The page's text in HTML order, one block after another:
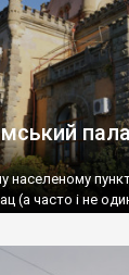
(а часто і не